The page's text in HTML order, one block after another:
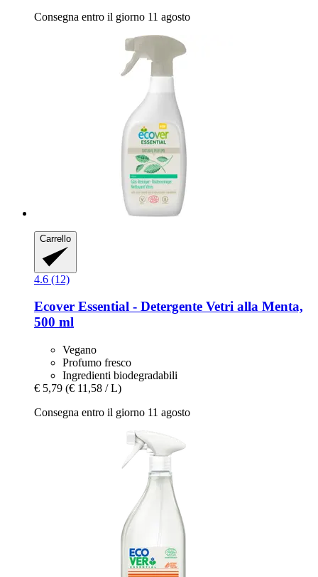
Consegna entro il giorno 11 agosto
Carrello
4.6 (12)
Ecover Essential -​ Detergente Vetri alla Menta,
500 ml
Vegano
Profumo fresco
Ingredienti biodegradabili
€ 5,79 (€ 11,58 / L)
Consegna entro il giorno 11 agosto